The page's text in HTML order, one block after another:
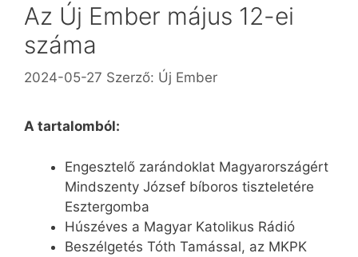
Az Új Ember május 12-ei
száma
2024-05-27 Szerző: Új Ember
A tartalomból:
Engesztelő zarándoklat Magyarországért
Mindszenty József bíboros tiszteletére
Esztergomba
Húszéves a Magyar Katolikus Rádió
Beszélgetés Tóth Tamással, az MKPK